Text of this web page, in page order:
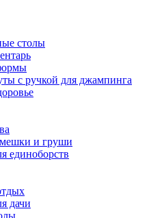
столы
с ручкой для джампинга
мешки и груши
единоборств
дачи